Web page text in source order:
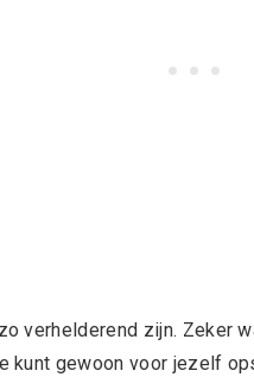
verhelderend zijn. Zeker
kunt gewoon voor jezelf